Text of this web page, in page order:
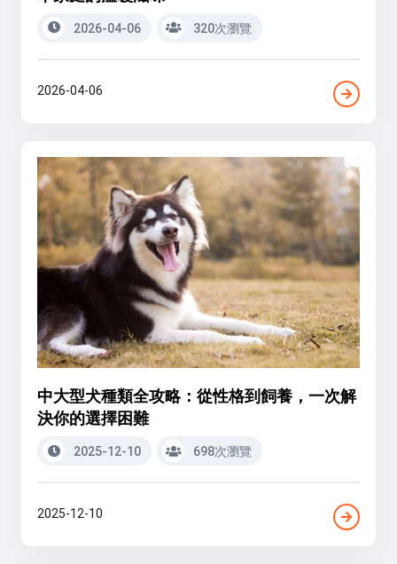
2026-04-06 320次瀏覽
2026-04-06
中大型犬種類全攻略：從性格到飼養，一次解
決你的選擇困難
2025-12-10 698次瀏覽
2025-12-10